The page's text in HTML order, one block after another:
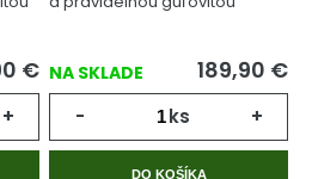
€
+
NA SKLADE 189,90 €
- ks +
DO KOŠÍKA